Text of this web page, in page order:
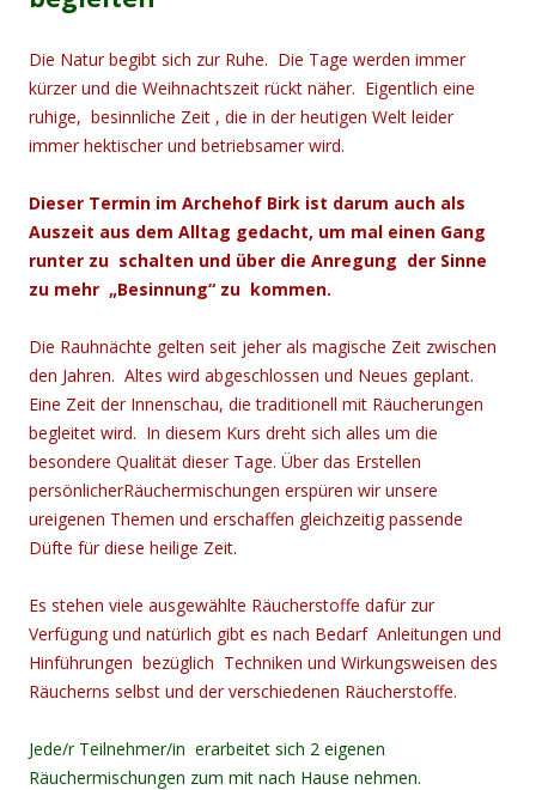
Die Natur begibt sich zur Ruhe. Die Tage werden immer
kürzer und die Weihnachtszeit rückt näher. Eigentlich eine
ruhige, besinnliche Zeit , die in der heutigen Welt leider
immer hektischer und betriebsamer wird.
Dieser Termin im Archehof Birk ist darum auch als
Auszeit aus dem Alltag gedacht, um mal einen Gang
runter zu schalten und über die Anregung der Sinne
zu mehr „Besinnung“ zu kommen.
Die Rauhnächte gelten seit jeher als magische Zeit zwischen
den Jahren. Altes wird abgeschlossen und Neues geplant.
Eine Zeit der Innenschau, die traditionell mit Räucherungen
begleitet wird. In diesem Kurs dreht sich alles um die
besondere Qualität dieser Tage. Über das Erstellen
persönlicherRäuchermischungen erspüren wir unsere
ureigenen Themen und erschaffen gleichzeitig passende
Düfte für diese heilige Zeit.
Es stehen viele ausgewählte Räucherstoffe dafür zur
Verfügung und natürlich gibt es nach Bedarf Anleitungen und
Hinführungen bezüglich Techniken und Wirkungsweisen des
Räucherns selbst und der verschiedenen Räucherstoffe.
Jede/r Teilnehmer/in erarbeitet sich 2 eigenen
Räuchermischungen zum mit nach Hause nehmen.